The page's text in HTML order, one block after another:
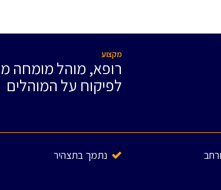
מקצוע
רופא, מוהל מומחה
לפיקוח על המוהלים
נתמך בתצהיר